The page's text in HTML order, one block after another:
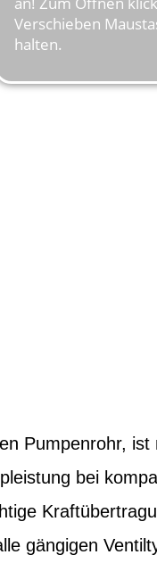
Pumpenrohr, ist
bei
gängigen